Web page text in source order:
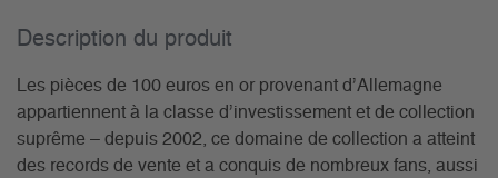
Description du­ produit
Les pièces de 100 euros en or provenant d’Allemagne
appartiennent à la classe d’investissement et de collection
suprême – depuis 2002, ce domaine de collection a atteint
des records de vente et a conquis de nombreux fans, aussi